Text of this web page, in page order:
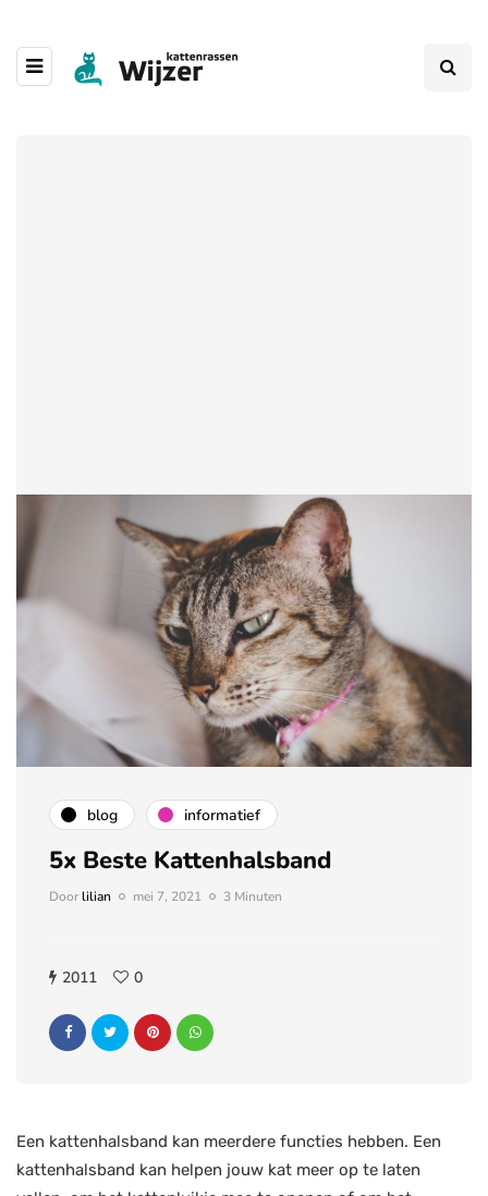
blog informatief
5x Beste Kattenhalsband
Doorlilian mei 7, 2021 3 Minuten
2011 0
Een kattenhalsband kan meerdere functies hebben. Een
kattenhalsband kan helpen jouw kat meer op te laten